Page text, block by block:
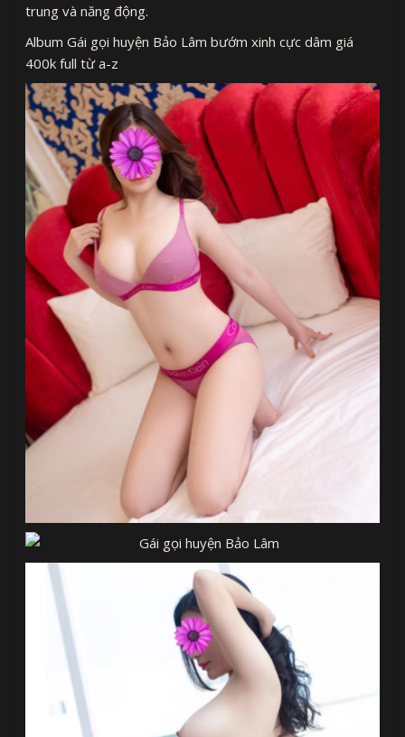
trung và năng động.
Album Gái gọi huyện Bảo Lâm bướm xinh cực dâm giá
400k full từ a-z